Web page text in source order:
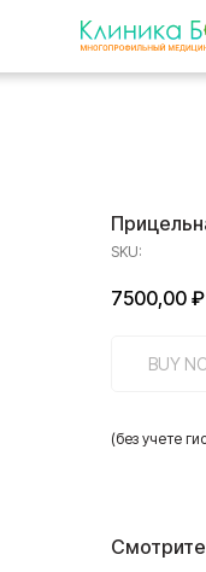
SKU:
7500,00 ₽
BUY
(без учете